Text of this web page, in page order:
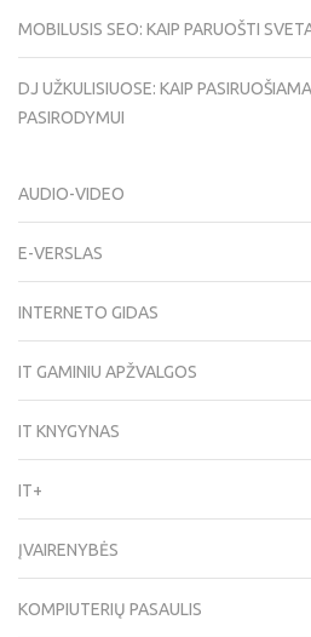
MOBILUSIS SEO: KAIP PARUOŠTI
DJ UŽKULISIUOSE: KAIP
PASIRODYMUI
AUDIO-VIDEO
E-VERSLAS
INTERNETO GIDAS
IT GAMINIU APŽVALGOS
IT KNYGYNAS
IT+
ĮVAIRENYBĖS
KOMPIUTERIŲ PASAULIS